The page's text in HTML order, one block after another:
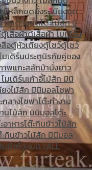
เหล็กชุดนั่งระเบียงชุด
โมเดิร์นชุดโต๊ะไม้สัก มิ
ตู้เสื้อผ้าตู้เสื้อผ้า โมเดิร์น
อตู้หัวเตียงตู้โชว์ตู้โชว์
มเดิร์นประตูนิรภัยคู่ชอง
าพแกะสลักม้านั่งยาว
มเดิร์นเก้าอี้ไม้สัก มินิ
ยงไม้สัก มินิมอลโซฟา
กลางโซฟาโต๊ะทำงาน
านไม้สัก มินิมอลโต๊ะ
อาหารโต๊ะกินข้าวไม้สัก
ะกินข้าวไม้สัก มินิมอล
ค้าทั้งหมด (ALL